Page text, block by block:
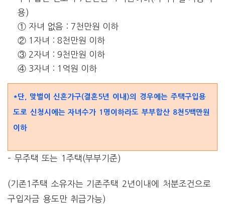
용)
① 자녀 없음 : 7천만원 이하
② 1자녀 : 8천만원 이하
③ 2자녀 : 9천만원 이하
④ 3자녀 : 1억원 이하
*단, 맞벌이 신혼가구(결혼5년 이내 )의 경우에는 주택구입용
도로 신청시에는 자녀수가 1명이하라도 부부합산 8천5백만원
이하
– 무주택 또는 1주택(부부기준)
(기존1주택 소유자는 기존주택 2년이내에 처분조건으로
구입자금 용도만 취급가능)